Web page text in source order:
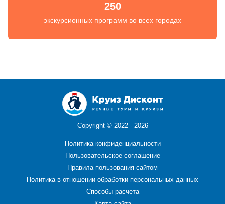
250
экскурсионных программ во всех городах
Copyright © 2022 - 2026
Политика конфиденциальности
Пользовательское соглашение
Правила пользования сайтом
Политика в отношении обработки персональных данных
Способы расчета